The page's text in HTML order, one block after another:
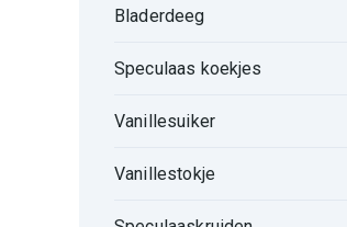
Bladerdeeg
Speculaas koekjes
Vanillesuiker
Vanillestokje